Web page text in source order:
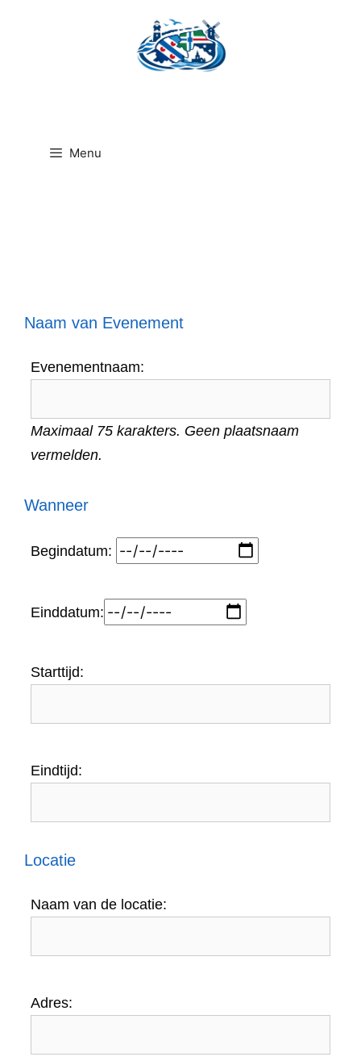
Menu
Naam van Evenement
Evenementnaam:
Maximaal 75 karakters. Geen plaatsnaam
vermelden.
Wanneer
Begindatum:
Einddatum:
Starttijd:
Eindtijd:
Locatie
Naam van de locatie:
Adres: